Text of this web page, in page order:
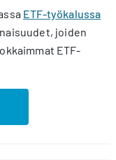
ETF-työkalussa
joiden
ETF-